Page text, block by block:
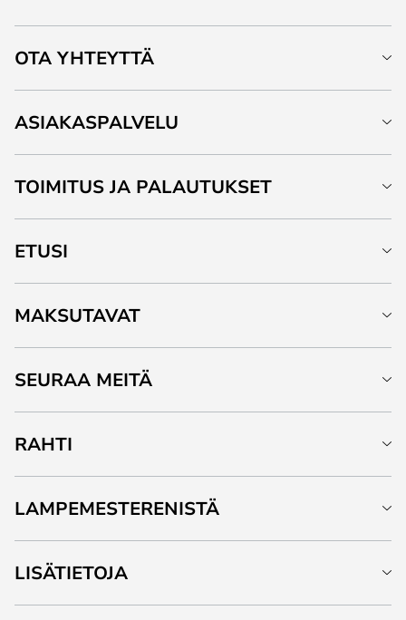
OTA YHTEYTTÄ
ASIAKASPALVELU
TOIMITUS JA PALAUTUKSET
ETUSI
MAKSUTAVAT
SEURAA MEITÄ
RAHTI
LAMPEMESTERENISTÄ
LISÄTIETOJA